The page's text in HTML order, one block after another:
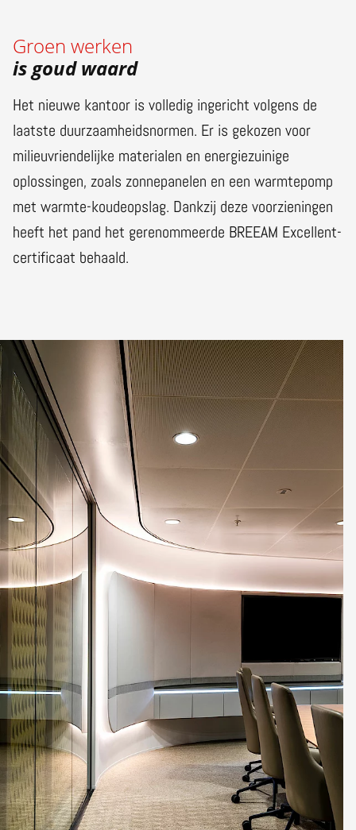
Groen werken
is goud waard
Het nieuwe kantoor is volledig ingericht volgens de
laatste duurzaamheidsnormen. Er is gekozen voor
milieuvriendelijke materialen en energiezuinige
oplossingen, zoals zonnepanelen en een warmtepomp
met warmte-koudeopslag. Dankzij deze voorzieningen
heeft het pand het gerenommeerde BREEAM Excellent-
certificaat behaald.